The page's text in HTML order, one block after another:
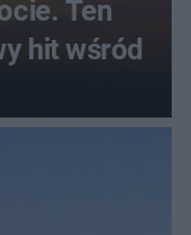
Ten
hit wśród